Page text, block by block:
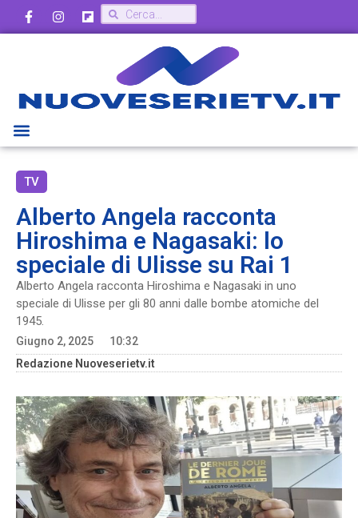
TV
Alberto Angela racconta
Hiroshima e Nagasaki: lo
speciale di Ulisse su Rai 1
Alberto Angela racconta Hiroshima e Nagasaki in uno
speciale di Ulisse per gli 80 anni dalle bombe atomiche del
1945.
Giugno 2, 2025
10:32
Redazione Nuoveserietv.it